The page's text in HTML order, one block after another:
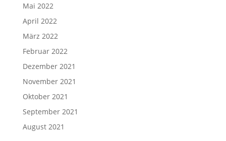
Mai 2022
April 2022
März 2022
Februar 2022
Dezember 2021
November 2021
Oktober 2021
September 2021
August 2021